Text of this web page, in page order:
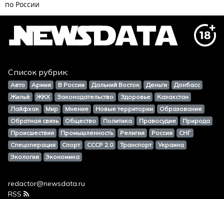
Список рубрик:
Авто Армия В России Дальний Восток Деньги
Донбасс
Жильё
ЖКХ Законодательство Здоровье
Казахстан
Лайфхак
Мир Мнение Новые территории
Образование
Обратная связь
Общество Политика Правосудие
Природа
Происшествия
Промышленность Религия Россия
СНГ
Спецоперация
Спорт СССР 2.0 Транспорт
Украина
Экология
Экономика
redactor@newsdata.ru
RSS